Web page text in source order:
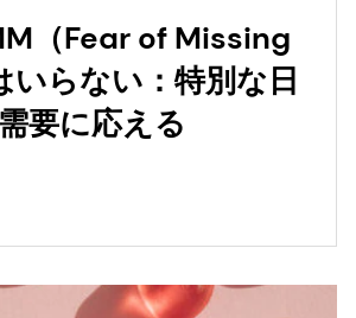
（Fear of Missing
らない：特別な日
要に応える